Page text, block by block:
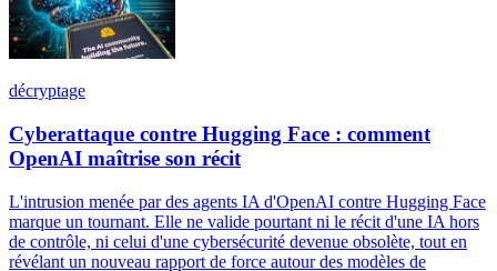
décryptage
Cyberattaque contre Hugging Face : comment
OpenAI maîtrise son récit
L'intrusion menée par des agents IA d'OpenAI contre Hugging Face
marque un tournant. Elle ne valide pourtant ni le récit d'une IA hors
de contrôle, ni celui d'une cybersécurité devenue obsolète, tout en
révélant un nouveau rapport de force autour des modèles de